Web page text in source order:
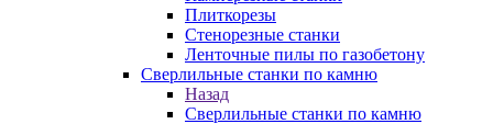
Плиткорезы
Стенорезные станки
Ленточные пилы по газобетону
Сверлильные станки по камню
Назад
Сверлильные станки по камню